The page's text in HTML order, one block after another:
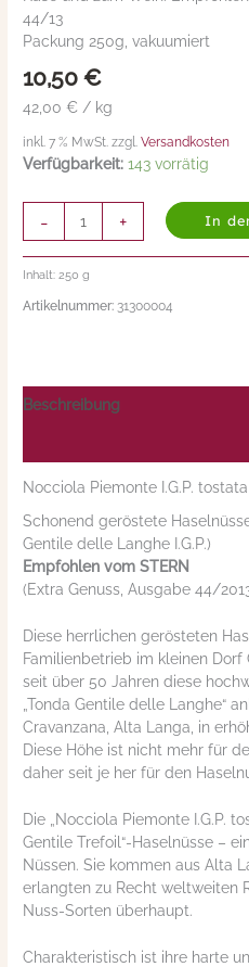
44/13
Packung 250g, vakuumiert
10,50€
42,00 € / kg
inkl. 7 % MwSt. zzgl.Versandkosten
Verfügbarkeit: 143 vorrätig
-
tostata
250g,
Nocciole
d
´Elite
Menge
+ In
Inhalt: 250g
Artikelnummer: 31300004
Beschreibung
Nocciola Piemonte I.G.P. tostata
Schonend geröstete
Gentile delle Langhe I.G.P.)
Empfohlen vom STERN
(Extra Genuss, Ausgabe 44/
Diese herrlichen gerösteten
Familienbetrieb im kleinen
seit über 50 Jahren diese
„Tonda Gentile delle Langhe“
Cravanzana, Alta Langa, in
Diese Höhe ist nicht mehr für
daher seit je her für den
Die „Nocciola Piemonte I.G.P.
Gentile Trefoil“-Haselnüsse –
Nüssen. Sie kommen aus Alta
erlangten zu Recht weltweiten
Nuss-Sorten überhaupt.
Charakteristisch ist ihre harte